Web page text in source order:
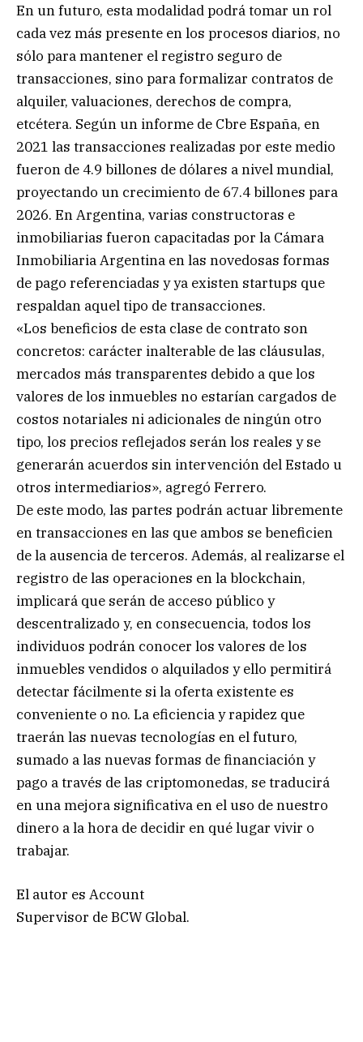
En un futuro, esta modalidad podrá tomar un rol
cada vez más presente en los procesos diarios, no
sólo para mantener el registro seguro de
transacciones, sino para formalizar contratos de
alquiler, valuaciones, derechos de compra,
etcétera. Según un informe de Cbre España, en
2021 las transacciones realizadas por este medio
fueron de 4.9 billones de dólares a nivel mundial,
proyectando un crecimiento de 67.4 billones para
2026. En Argentina, varias constructoras e
inmobiliarias fueron capacitadas por la Cámara
Inmobiliaria Argentina en las novedosas formas
de pago referenciadas y ya existen startups que
respaldan aquel tipo de transacciones.
«Los beneficios de esta clase de contrato son
concretos: carácter inalterable de las cláusulas,
mercados más transparentes debido a que los
valores de los inmuebles no estarían cargados de
costos notariales ni adicionales de ningún otro
tipo, los precios reflejados serán los reales y se
generarán acuerdos sin intervención del Estado u
otros intermediarios», agregó Ferrero.
De este modo, las partes podrán actuar libremente
en transacciones en las que ambos se beneficien
de la ausencia de terceros. Además, al realizarse el
registro de las operaciones en la blockchain,
implicará que serán de acceso público y
descentralizado y, en consecuencia, todos los
individuos podrán conocer los valores de los
inmuebles vendidos o alquilados y ello permitirá
detectar fácilmente si la oferta existente es
conveniente o no. La eficiencia y rapidez que
traerán las nuevas tecnologías en el futuro,
sumado a las nuevas formas de financiación y
pago a través de las criptomonedas, se traducirá
en una mejora significativa en el uso de nuestro
dinero a la hora de decidir en qué lugar vivir o
trabajar.
El autor es Account
Supervisor de BCW Global.